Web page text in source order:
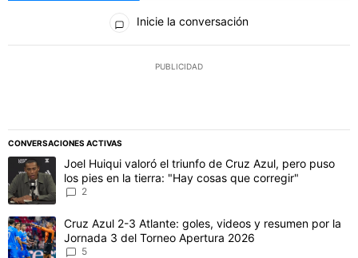
Todos los comentarios
Inicie la conversación
PUBLICIDAD
CONVERSACIONES ACTIVAS
Este listado muestra los artículos con más comentarios en los
Un artículo de tendencia con el título "Joel Huiqui valoró el
Joel Huiqui valoró el triunfo de Cruz Azul, pero puso
los pies en la tierra: "Hay cosas que corregir"
2
Un artículo de tendencia con el título "Cruz Azul 2-3 Atlante:
Cruz Azul 2-3 Atlante: goles, videos y resumen por la
Jornada 3 del Torneo Apertura 2026
5